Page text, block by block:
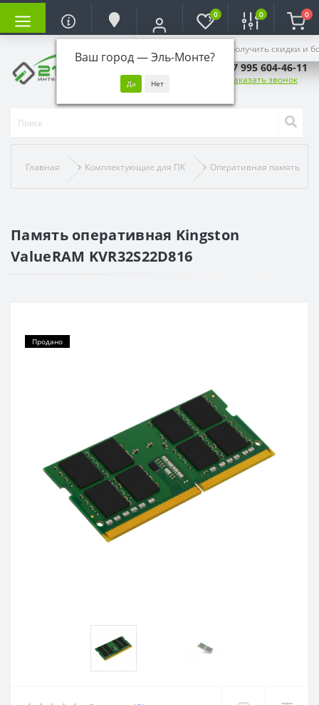
Ваш город —Эль-Монте?
Войдите, чтобы получить скидки и
0 0 0
+7 995 604-46-11
Заказать звонок
Главная Комплектующие для ПК Оперативная память
Память оперативная Kingston
ValueRAM KVR32S22D816
Продано